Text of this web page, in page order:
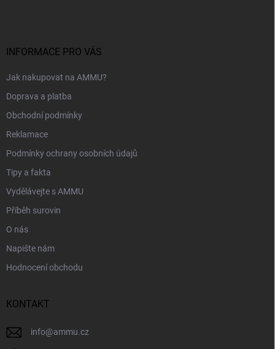
INFORMACE PRO VÁS
Jak nakupovat na AMMU?
Doprava a platba
Obchodní podmínky
Reklamace
Podmínky ochrany osobních údajů
Tipy a fakta
Vydělávejte s AMMU
Příběh surovin
O nás
Napište nám
Hodnocení obchodu
KONTAKT
info@ammu.cz